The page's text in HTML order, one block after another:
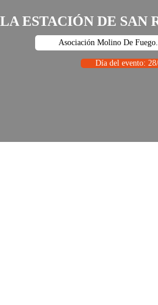
ESTACIÓN DE SAN
Asociación Molino De
Día del evento: